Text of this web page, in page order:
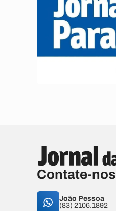
Contate-nos
João Pessoa
(83) 2106.1892